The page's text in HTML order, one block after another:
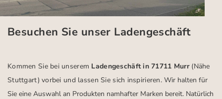
Besuchen Sie unser Ladengeschäft
Kommen Sie bei unserem Ladengeschäft in 71711 Murr (Nähe
Stuttgart) vorbei und lassen Sie sich inspirieren.Wir halten für
Sie eine Auswahl an Produkten namhafter Marken bereit. Natürlich